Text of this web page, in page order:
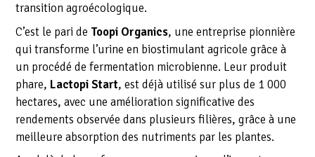
transition agroécologique.
C’est le pari de Toopi Organics, une entreprise pionnière
qui transforme l’urine en biostimulant agricole grâce à
un procédé de fermentation microbienne. Leur produit
phare, Lactopi Start, est déjà utilisé sur plus de 1 000
hectares, avec une amélioration significative des
rendements observée dans plusieurs filières, grâce à une
meilleure absorption des nutriments par les plantes.